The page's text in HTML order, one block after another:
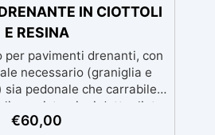
IN CIOTTOLI
E RESINA
per pavimenti drenanti, con
necessario (graniglia e
pedonale che carrabile.
istruzioni dettagliate
senza bisogno di
€60,00